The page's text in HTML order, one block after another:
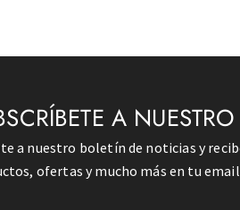
A
a nuestro boletín de noticias y
ofertas y mucho más en tu